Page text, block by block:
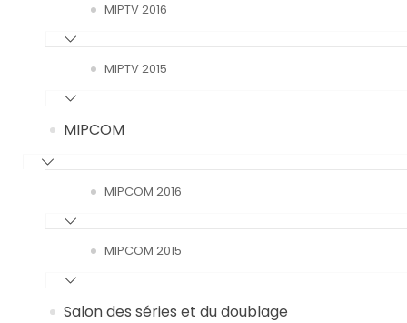
MIPTV 2016
MIPTV 2015
MIPCOM
MIPCOM 2016
MIPCOM 2015
Salon des séries et du doublage